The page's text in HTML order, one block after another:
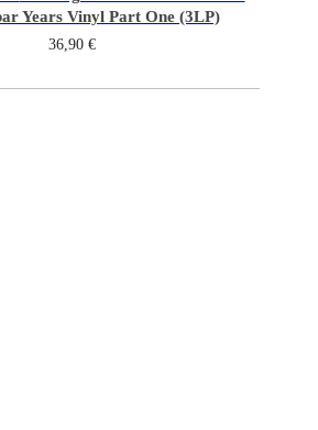
Years Vinyl Part One (3LP)
36,90 €